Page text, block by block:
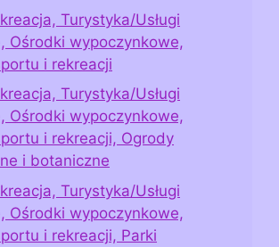
Turystyka/Usługi
Ośrodki wypoczynkowe,
i rekreacji
Turystyka/Usługi
Ośrodki wypoczynkowe,
i rekreacji, Ogrody
i botaniczne
Turystyka/Usługi
Ośrodki wypoczynkowe,
i rekreacji, Parki